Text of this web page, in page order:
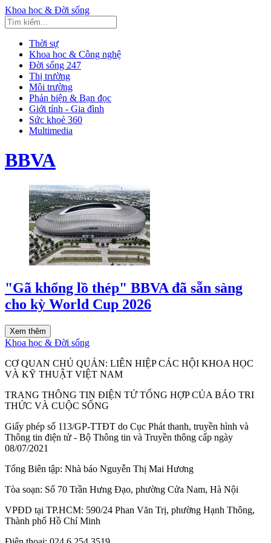
Khoa học & Đời sống
Thời sự
Khoa học & Công nghệ
Đời sống 247
Thị trường
Môi trường
Phản biện & Bạn đọc
Giới tính - Gia đình
Sức khoẻ 360
Multimedia
BBVA
"Gã khổng lồ thép" BBVA đã sẵn sàng
cho kỳ World Cup 2026
Xem thêm
Khoa học & Đời sống
CƠ QUAN CHỦ QUẢN: LIÊN HIỆP CÁC HỘI KHOA HỌC
VÀ KỸ THUẬT VIỆT NAM
TRANG THÔNG TIN ĐIỆN TỬ TỔNG HỢP CỦA BÁO TRI
THỨC VÀ CUỘC SỐNG
Giấy phép số 113/GP-TTĐT do Cục Phát thanh, truyền hình và
Thông tin điện tử - Bộ Thông tin và Truyền thông cấp ngày
08/07/2021
Tổng Biên tập: Nhà báo Nguyễn Thị Mai Hương
Tòa soạn: Số 70 Trần Hưng Đạo, phường Cửa Nam, Hà Nội
VPĐD tại TP.HCM: 590/24 Phan Văn Trị, phường Hạnh Thông,
Thành phố Hồ Chí Minh